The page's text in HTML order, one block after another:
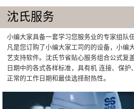
沈氏服务
小编大家具备一套学习您服务业的专家组队
凡是您订购了小编大家工司的的设备，小编
艺支持软件。沈氏节省贴心服务组合公式复
日期中的各式各样标准，具有机 连接、保护
正常的工作日期和最佳选择耐热性。